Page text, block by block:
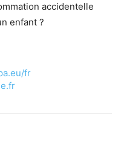
accidentelle
enfant ?
fr